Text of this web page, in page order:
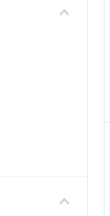
7.